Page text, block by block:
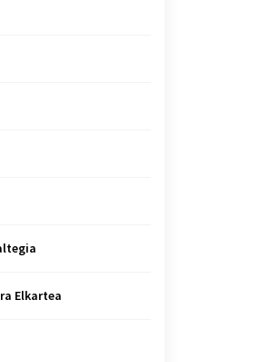
Elkartea